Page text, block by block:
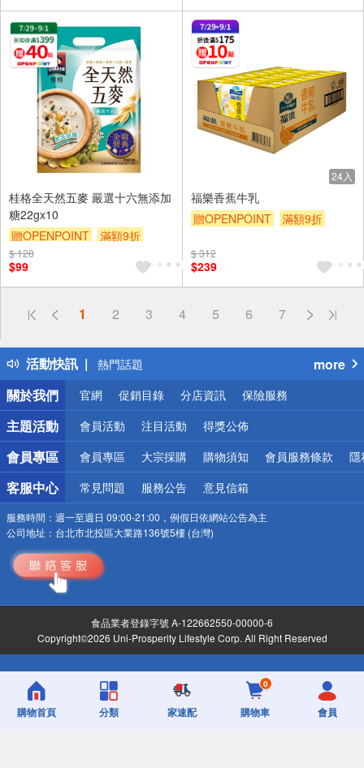
桂格全天然五麥 嚴選十六無添加
糖22gx10
贈OPENPOINT
滿額9折
贈$200
$ 128
$99
24入
福樂香蕉牛乳
贈OPENPOINT
滿額9折
$ 312
$239
1 2 3 4 5 6 7
活動快訊
偏遠地區配送
得獎公告
熱門話題
銀行優惠
偏遠地區配送
詐騙網頁！請小心！
more
關於我們
官網 促銷目錄 分店資訊 保險服務
主題活動 會員活動 注目活動 得獎公佈
會員專區 會員專區 大宗採購 購物須知 會員服務條款 隱
客服中心 常見問題 服務公告 意見信箱
服務時間： 週一至週日 09:00-21:00，例假日依網站公告為主
公司地址： 台北市北投區大業路136號5樓 (台灣)
食品業者登錄字號 A-122662550-00000-6
Copyright©2026 Uni-Prosperity Lifestyle Corp. All Right Reserved
購物首頁 分類 家速配
0
購物車 會員